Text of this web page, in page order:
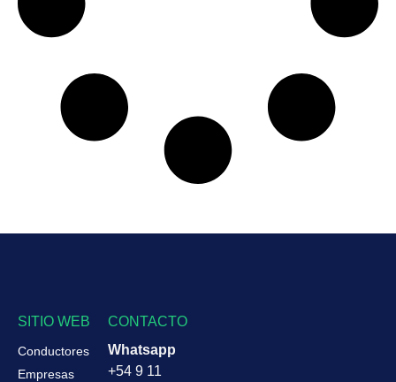
SITIO WEB
Conductores
Empresas
CONTACTO
Whatsapp
+54 9 11